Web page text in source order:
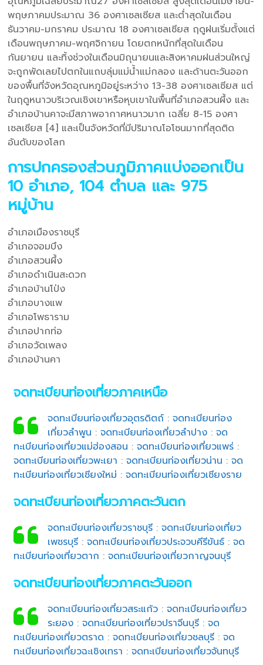
พฤษภาคมประมาณ 36 องศาเซลเซียส และต่ำสุดในเดือน
ธันวาคม-มกราคม ประมาณ 18 องศาเซลเซียส ฤดูฝนเริ่มตั้งแต่
เดือนพฤษภาคม-พฤศจิกายน โดยตกหนักที่สุดในเดือน
กันยายน และทิ้งช่วงในเดือนมิถุนายนและสิงหาคมฝนส่วนใหญ่
จะถูกพัดเลยไปตกในแถบลุ่มแม่น้ำแม่กลอง และด้านตะวันออก
ของพื้นที่จังหวัดอุณหภูมิอยู่ระหว่าง 13-38 องศาเซลเซียส แต่
ในฤดูหนาวบริเวณเชิงเขาหรือหุบเขาในพื้นที่อำเภอสวนผึ้ง และ
อำเภอบ้านคาจะมีสภาพอากาศหนาวมาก เฉลี่ย 8-15 องศา
เซลเซียส [4] และเป็นจังหวัดที่มีปริมาณโอโซนมากที่สุดติด
อันดับของโลก
การปกครองส่วนภูมิภาคแบ่งออกเป็น
10 อำเภอ, 104 ตำบล และ 975
หมู่บ้าน
อำเภอเมืองราชบุรี
อำเภอจอมบึง
อำเภอสวนผึ้ง
อำเภอดำเนินสะดวก
อำเภอบ้านโป่ง
อำเภอบางแพ
อำเภอโพธาราม
อำเภอปากท่อ
อำเภอวัดเพลง
อำเภอบ้านคา
จดทะเบียนท่องเที่ยวภาคเหนือ
จดทะเบียนท่องเที่ยวอุตรดิตถ์: จดทะเบียนท่อง
เที่ยวลำพูน : จดทะเบียนท่องเที่ยวลำปาง: จด
ทะเบียนท่องเที่ยวแม่ฮ่องสอน :จดทะเบียนท่องเที่ยวแพร่ :
จดทะเบียนท่องเที่ยวพะเยา :จดทะเบียนท่องเที่ยวน่าน :จด
ทะเบียนท่องเที่ยวเชียงใหม่ :จดทะเบียนท่องเที่ยวเชียงราย
จดทะเบียนท่องเที่ยวภาคตะวันตก
จดทะเบียนท่องเที่ยวราชบุรี: จดทะเบียนท่องเที่ยว
เพชรบุรี: จดทะเบียนท่องเที่ยวประจวบคีรีขันธ์: จด
ทะเบียนท่องเที่ยวตาก :จดทะเบียนท่องเที่ยวกาญจนบุรี
จดทะเบียนท่องเที่ยวภาคตะวันออก
จดทะเบียนท่องเที่ยวสระแก้ว: จดทะเบียนท่องเที่ยว
ระยอง: จดทะเบียนท่องเที่ยวปราจีนบุรี: จด
ทะเบียนท่องเที่ยวตราด :จดทะเบียนท่องเที่ยวชลบุรี :จด
ทะเบียนท่องเที่ยวฉะเชิงเทรา :จดทะเบียนท่องเที่ยวจันทบุรี